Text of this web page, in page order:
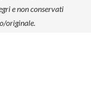
e non conservati
originale.